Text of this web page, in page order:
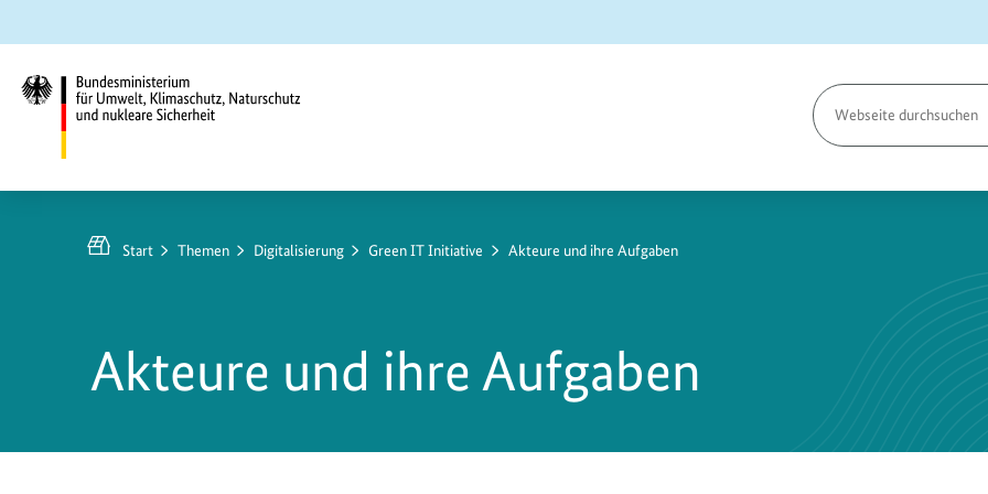
Hauptinhalt
springen
Suche
springen
Hauptnavigation
springen
Umwelt,
Klimaschutz,
Sicherheit
Seite
durchsuchen
Start Themen Digitalisierung Green IT Initiative Akteure und ihre Aufgaben
Akteure und ihre Aufgaben